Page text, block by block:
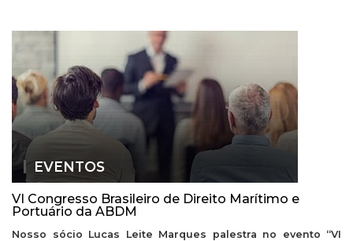
EVENTOS
VI Congresso Brasileiro de Direito Marítimo e
Portuário da ABDM
Nosso sócio Lucas Leite Marques palestra no evento “VI